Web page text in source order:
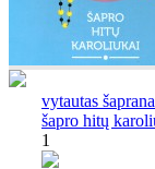
vytautas
šapro hitų
1